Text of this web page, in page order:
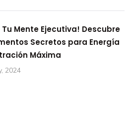
Tu Mente Ejecutiva! Descubre
Secretos para Energía
Máxima
2024